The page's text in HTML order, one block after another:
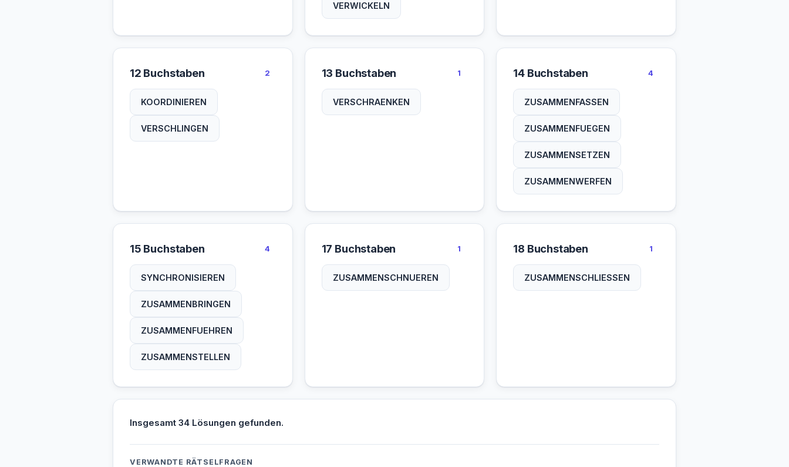
VERWICKELN
12 Buchstaben 2
KOORDINIEREN
VERSCHLINGEN
13 Buchstaben 1
VERSCHRAENKEN
14 Buchstaben 4
ZUSAMMENFASSEN
ZUSAMMENFUEGEN
ZUSAMMENSETZEN
ZUSAMMENWERFEN
15 Buchstaben 4
SYNCHRONISIEREN
ZUSAMMENBRINGEN
ZUSAMMENFUEHREN
ZUSAMMENSTELLEN
17 Buchstaben 1
ZUSAMMENSCHNUEREN
18 Buchstaben 1
ZUSAMMENSCHLIESSEN
Insgesamt 34 Lösungen gefunden.
VERWANDTE RÄTSELFRAGEN